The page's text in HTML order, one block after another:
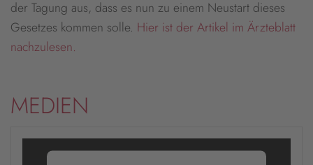
der Tagung aus, dass es nun zu einem Neustart dieses
Gesetzes kommen solle. Hier ist der Artikel im Ärzteblatt
nachzulesen.
MEDIEN